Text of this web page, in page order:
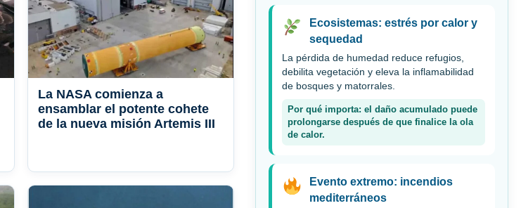
La NASA comienza a
ensamblar el potente cohete
de la nueva misión Artemis III
Ecosistemas: estrés por calor y
sequedad
La pérdida de humedad reduce refugios,
debilita vegetación y eleva la inflamabilidad
de bosques y matorrales.
Por qué importa: el daño acumulado puede
prolongarse después de que finalice la ola
de calor.
Evento extremo: incendios
mediterráneos